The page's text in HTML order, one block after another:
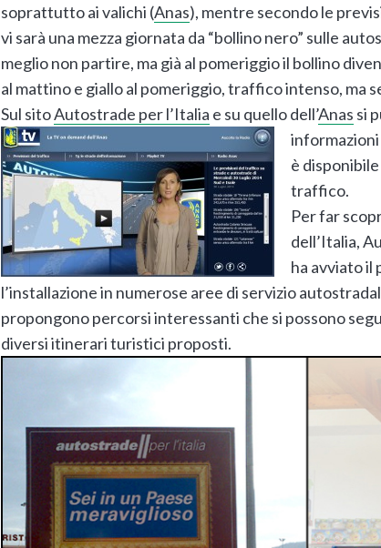
soprattutto ai valichi (Anas), mentre secondo le
vi sarà una mezza giornata da “bollino nero” sulle
meglio non partire, ma già al pomeriggio il bollino
al mattino e giallo al pomeriggio, traffico intenso, ma
Sul sitoAutostrade per l’Italia e su quello dell’Anas si
informazioni
è
traffico.
Per far
dell’Italia,
ha avviato il
l’installazione in numerose aree di servizio
propongono percorsi interessanti che si possono
diversi itinerari turistici proposti.